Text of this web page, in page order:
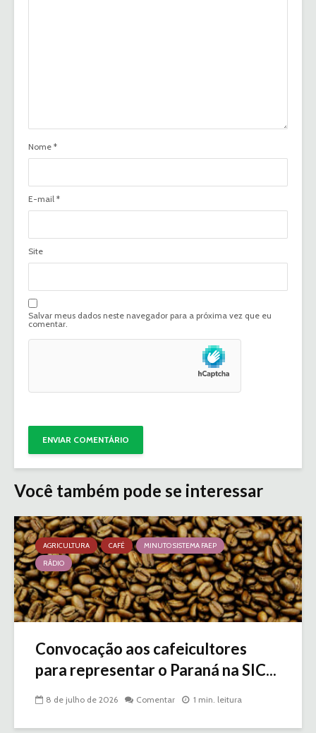
Nome *
E-mail *
Site
Salvar meus dados neste navegador para a próxima vez que eu
comentar.
Você também pode se interessar
AGRICULTURA CAFÉ
MINUTO SISTEMA FAEP
RÁDIO
Convocação aos cafeicultores
para representar o Paraná na SIC...
8 de julho de 2026 Comentar 1 min. leitura